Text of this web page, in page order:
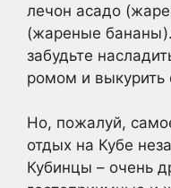
лечон асадо
(жареные
забудьте
ромом и выкурить
Но, пожалуй,
отдых на Кубе
Кубинцы – очень